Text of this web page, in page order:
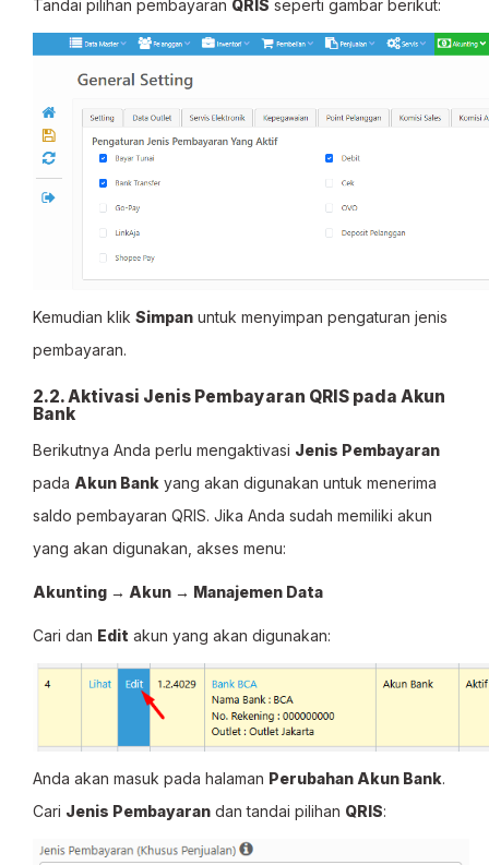
Tandai pilihan pembayaran QRIS seperti gambar berikut:
Kemudian klik Simpan untuk menyimpan pengaturan jenis
pembayaran.
2.2. Aktivasi Jenis Pembayaran QRIS pada Akun
Bank
Berikutnya Anda perlu mengaktivasi Jenis Pembayaran
pada Akun Bank yang akan digunakan untuk menerima
saldo pembayaran QRIS. Jika Anda sudah memiliki akun
yang akan digunakan, akses menu:
Akunting → Akun → Manajemen Data
Cari dan Edit akun yang akan digunakan:
Anda akan masuk pada halaman Perubahan Akun Bank.
Cari Jenis Pembayaran dan tandai pilihan QRIS: